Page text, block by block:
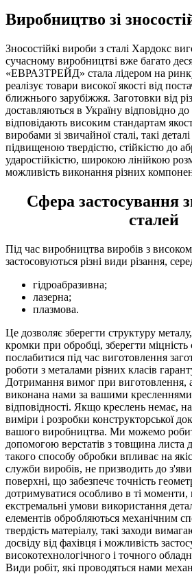
Виробництво зі
Зносостійкі вироби з сталі Хардокс
сучасному виробництві вже багато
«ЕВРАЗТРЕЙД» стала лідером на
реалізує товари високої якості від
ближнього зарубіжжя. Заготовки від
доставляються в Україну відповідно
відповідають високим стандартам
виробами зі звичайної сталі, такі
підвищеною твердістю, стійкістю до
ударостійкістю, широкою лінійкою
можливість виконання різних
Сфера застосування
сталей
Під час виробництва виробів з
застосовуються різні види різання,
гідроабразивна;
лазерна;
плазмова.
Це дозволяє зберегти структуру
кромки при обробці, зберегти міцність
послабитися під час виготовлення
роботи з металами різних класів
Дотримання вимог при виготовлення,
виконана нами за вашими кресленнями
відповідності. Якщо креслень немає,
виміри і розробки конструкторської
вашого виробництва. Ми можемо
допомогою верстатів з товщина листа
такого способу обробки впливає на
служби виробів, не призводить до
поверхні, що забезпечє точність
дотримуватися особливо в ті моменти,
екстремальні умови використання
елементів обробляються механічним
твердість матеріалу, такі заходи
досвіду від фахівця і можливість
високотехнологічного і точного
Види робіт, які проводяться нами